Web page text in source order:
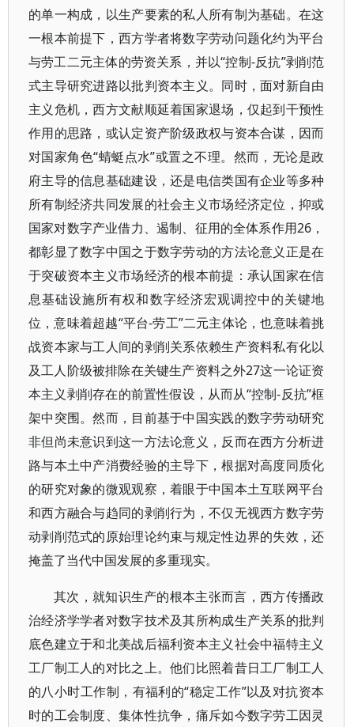
的单一构成，以生产要素的私人所有制为基础。在这
一根本前提下，西方学者将数字劳动问题化约为平台
与劳工二元主体的劳资关系，并以“控制-反抗”剥削范
式主导研究进路以批判资本主义。同时，面对新自由
主义危机，西方文献顺延着国家退场，仅起到干预性
作用的思路，或认定资产阶级政权与资本合谋，因而
对国家角色“蜻蜓点水”或置之不理。然而，无论是政
府主导的信息基础建设，还是电信类国有企业等多种
所有制经济共同发展的社会主义市场经济定位，抑或
国家对数字产业借力、遏制、征用的全体系作用26，
都彰显了数字中国之于数字劳动的方法论意义正是在
于突破资本主义市场经济的根本前提：承认国家在信
息基础设施所有权和数字经济宏观调控中的关键地
位，意味着超越“平台-劳工”二元主体论，也意味着挑
战资本家与工人间的剥削关系依赖生产资料私有化以
及工人阶级被排除在关键生产资料之外27这一论证资
本主义剥削存在的前置性假设，从而从“控制-反抗”框
架中突围。然而，目前基于中国实践的数字劳动研究
非但尚未意识到这一方法论意义，反而在西方分析进
路与本土中产消费经验的主导下，根据对高度同质化
的研究对象的微观观察，着眼于中国本土互联网平台
和西方融合与趋同的剥削行为，不仅无视西方数字劳
动剥削范式的原始理论约束与规定性边界的失效，还
掩盖了当代中国发展的多重现实。
其次，就知识生产的根本主张而言，西方传播政
治经济学学者对数字技术及其所构成生产关系的批判
底色建立于和北美战后福利资本主义社会中福特主义
工厂制工人的对比之上。他们比照着昔日工厂制工人
的八小时工作制，有福利的“稳定工作”以及对抗资本
时的工会制度、集体性抗争，痛斥如今数字劳工因灵